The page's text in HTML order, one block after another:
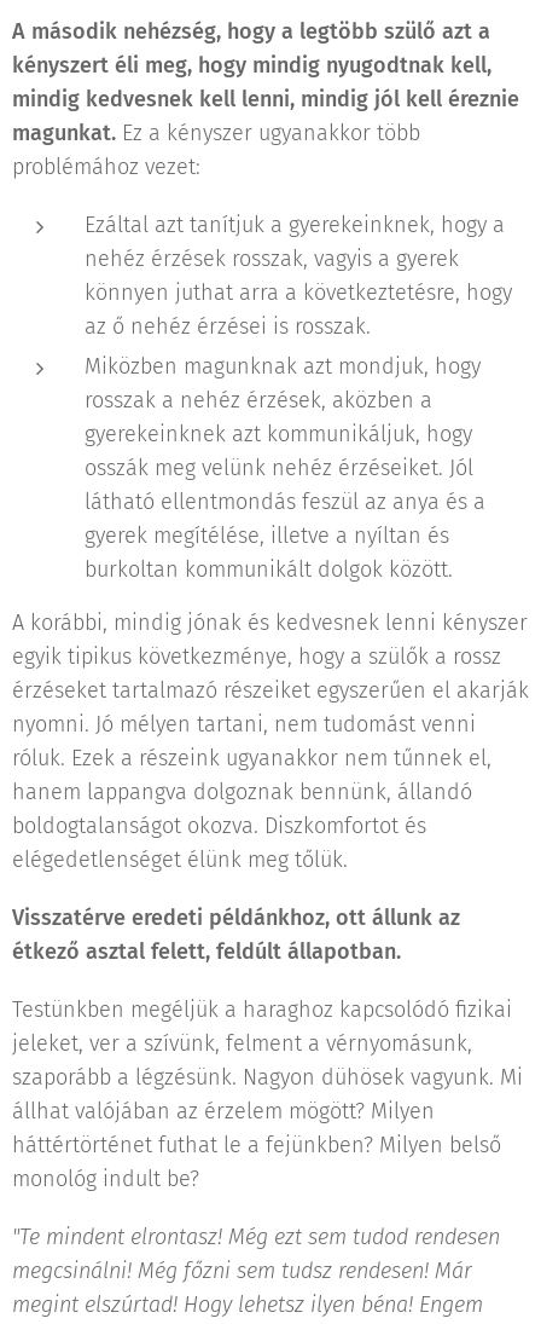
A második nehézség, hogy a legtöbb szülő azt a
kényszert éli meg, hogy mindig nyugodtnak kell,
mindig kedvesnek kell lenni, mindig jól kell éreznie
magunkat. Ez a kényszer ugyanakkor több
problémához vezet:
Ezáltal azt tanítjuk a gyerekeinknek, hogy a
nehéz érzések rosszak, vagyis a gyerek
könnyen juthat arra a következtetésre, hogy
az ő nehéz érzései is rosszak.
Miközben magunknak azt mondjuk, hogy
rosszak a nehéz érzések, aközben a
gyerekeinknek azt kommunikáljuk, hogy
osszák meg velünk nehéz érzéseiket. Jól
látható ellentmondás feszül az anya és a
gyerek megítélése, illetve a nyíltan és
burkoltan kommunikált dolgok között.
A korábbi, mindig jónak és kedvesnek lenni kényszer
egyik tipikus következménye, hogy a szülők a rossz
érzéseket tartalmazó részeiket egyszerűen el akarják
nyomni. Jó mélyen tartani, nem tudomást venni
róluk. Ezek a részeink ugyanakkor nem tűnnek el,
hanem lappangva dolgoznak bennünk, állandó
boldogtalanságot okozva. Diszkomfortot és
elégedetlenséget élünk meg tőlük.
Visszatérve eredeti példánkhoz, ott állunk az
étkező asztal felett, feldúlt állapotban.
Testünkben megéljük a haraghoz kapcsolódó fizikai
jeleket, ver a szívünk, felment a vérnyomásunk,
szaporább a légzésünk. Nagyon dühösek vagyunk. Mi
állhat valójában az érzelem mögött? Milyen
háttértörténet futhat le a fejünkben? Milyen belső
monológ indult be?
"Te mindent elrontasz! Még ezt sem tudod rendesen
megcsinálni! Még főzni sem tudsz rendesen! Már
megint elszúrtad! Hogy lehetsz ilyen béna! Engem